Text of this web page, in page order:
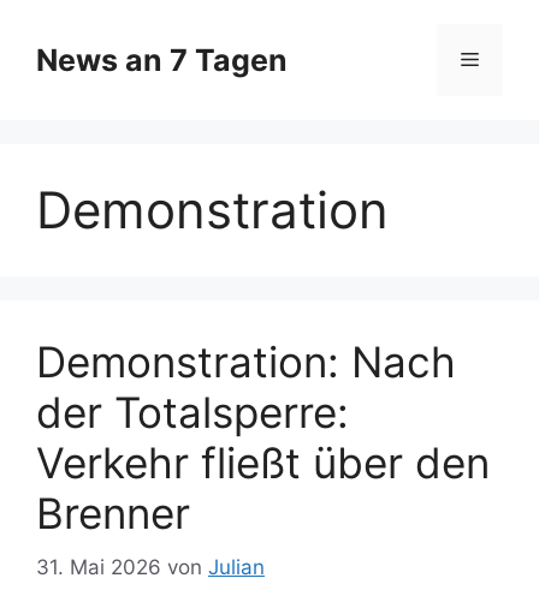
Inhalt
springen
News an 7 Tagen Menü
Demonstration
Demonstration: Nach
der Totalsperre:
Verkehr fließt über den
Brenner
31. Mai 2026 von Julian